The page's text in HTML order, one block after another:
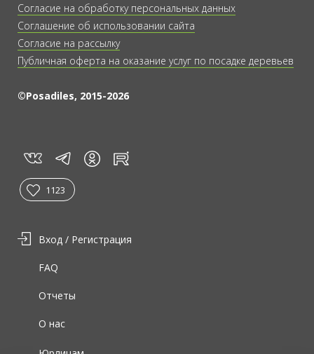
Согласие на обработку персональных данных
Соглашение об использовании сайта
Согласие на рассылку
Публичная оферта на оказание услуг по посадке деревьев
©Posadiles, 2015-2026
vk tg in rt
1123
Вход / Регистрация
О нас
Отчеты
FAQ